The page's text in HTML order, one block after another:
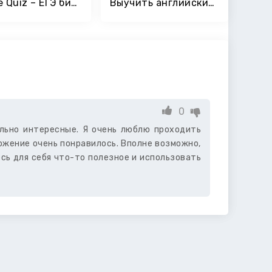
Castle Quiz – ЕГЭ битва Выучить английский язык с Simpler — проще простого
интересные. Я очень люблю проходить
очень понравилось. Вполне возможно,
для себя что-то полезное и использовать
0